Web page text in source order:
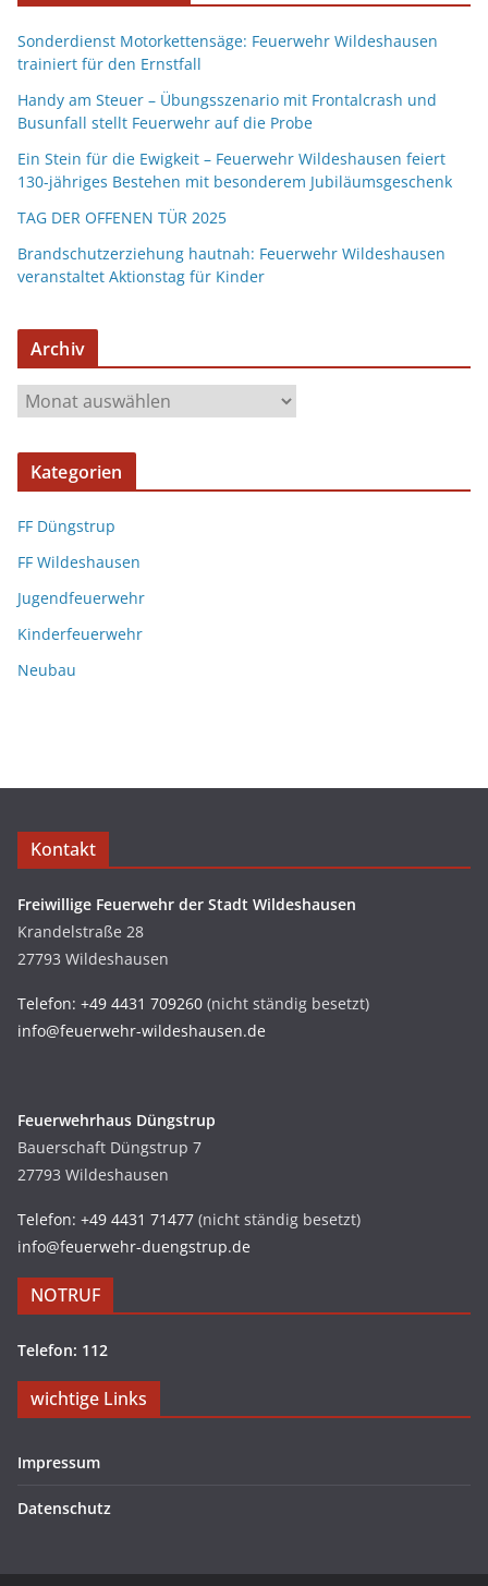
Sonderdienst Motorkettensäge: Feuerwehr Wildeshausen
trainiert für den Ernstfall
Handy am Steuer – Übungsszenario mit Frontalcrash und
Busunfall stellt Feuerwehr auf die Probe
Ein Stein für die Ewigkeit – Feuerwehr Wildeshausen feiert
130-jähriges Bestehen mit besonderem Jubiläumsgeschenk
TAG DER OFFENEN TÜR 2025
Brandschutzerziehung hautnah: Feuerwehr Wildeshausen
veranstaltet Aktionstag für Kinder
Archiv
Kategorien
FF Düngstrup
FF Wildeshausen
Jugendfeuerwehr
Kinderfeuerwehr
Neubau
Kontakt
Freiwillige Feuerwehr der Stadt Wildeshausen
Krandelstraße 28
27793 Wildeshausen
Telefon: +49 4431 709260 (nicht ständig besetzt)
info@feuerwehr-wildeshausen.de
Feuerwehrhaus Düngstrup
Bauerschaft Düngstrup 7
27793 Wildeshausen
Telefon: +49 4431 71477 (nicht ständig besetzt)
info@feuerwehr-duengstrup.de
NOTRUF
Telefon: 112
wichtige Links
Impressum
Datenschutz